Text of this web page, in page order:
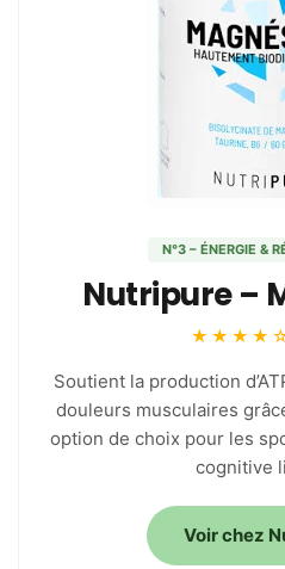
N°3 – ÉNERGIE &
Nutripure –
Soutient la production
douleurs musculaires
option de choix pour les
cognitive
Voir chez